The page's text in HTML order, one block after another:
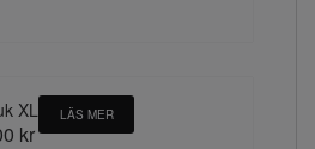
XL
kr
LÄS MER